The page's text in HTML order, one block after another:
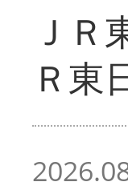
Ｊ
Ｒ東